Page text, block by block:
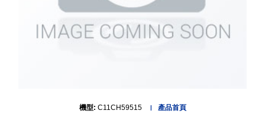
機型: C11CH59515 產品首頁